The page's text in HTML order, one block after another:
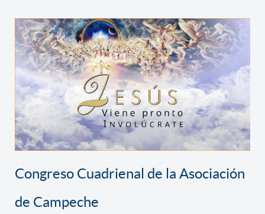
Congreso Cuadrienal de la Asociación
de Campeche